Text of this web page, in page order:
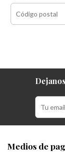
Medios de